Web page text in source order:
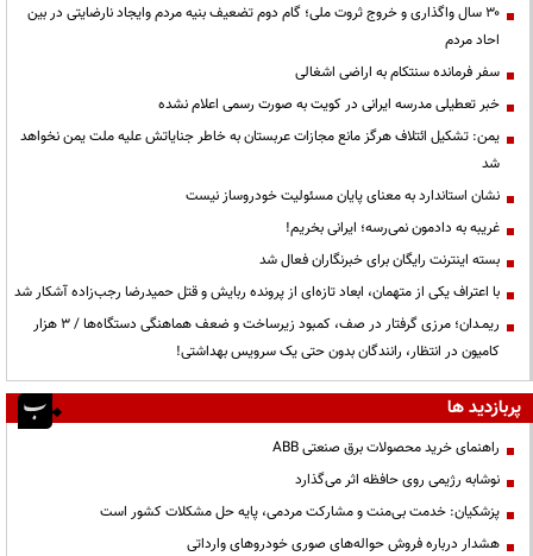
۳۰ سال واگذاری و خروج ثروت ملی؛ گام دوم تضعیف بنیه مردم وایجاد نارضایتی در بین
احاد مردم
سفر فرمانده سنتکام به اراضی اشغالی
خبر تعطیلی مدرسه ایرانی در کویت به صورت رسمی اعلام نشده
یمن: تشکیل ائتلاف هرگز مانع مجازات عربستان به خاطر جنایاتش علیه ملت یمن نخواهد
شد
نشان استاندارد به معنای پایان مسئولیت خودروساز نیست
غریبه به دادمون نمی‌رسه؛ ایرانی بخریم!
بسته اینترنت رایگان برای خبرنگاران فعال شد
با اعتراف یکی از متهمان، ابعاد تازه‌ای از پرونده ربایش و قتل حمیدرضا رجب‌زاده آشکار شد
ریمـدان؛ مرزی گرفتار در صف، کمبود زیرساخت و ضعف هماهنگی دستگاه‌ها / ۳ هزار
کامیون در انتظار، رانندگان بدون حتی یک سرویس بهداشتی!
پربازدید ها
راهنمای خرید محصولات برق صنعتی ABB
نوشابه رژیمی روی حافظه اثر می‌گذارد
پزشکیان: خدمت بی‌منت و مشارکت مردمی، پایه حل مشکلات کشور است
هشدار درباره فروش حواله‌های صوری خودروهای وارداتی